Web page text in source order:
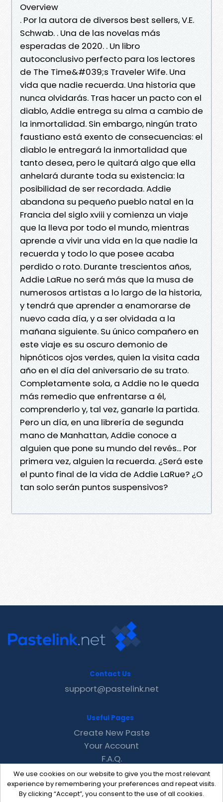
Overview
. Por la autora de diversos best sellers, V.E.
Schwab. . Una de las novelas más
esperadas de 2020. . Un libro
autoconclusivo perfecto para los lectores
de The Time&#039;s Traveler Wife. Una
vida que nadie recuerda. Una historia que
nunca olvidarás. Tras hacer un pacto con el
diablo, Addie entrega su alma a cambio de
la inmortalidad. Sin embargo, ningún trato
faustiano está exento de consecuencias: el
diablo le entregará la inmortalidad que
tanto desea, pero le quitará algo que ella
anhelará durante toda su existencia: la
posibilidad de ser recordada. Addie
abandona su pequeño pueblo natal en la
Francia del siglo xviii y comienza un viaje
que la lleva por todo el mundo, mientras
aprende a vivir una vida en la que nadie la
recuerda y todo lo que posee acaba
perdido o roto. Durante trescientos años,
Addie LaRue no será más que la musa de
numerosos artistas a lo largo de la historia,
y tendrá que aprender a enamorarse de
nuevo cada día, y a ser olvidada a la
mañana siguiente. Su único compañero en
este viaje es su oscuro demonio de
hipnóticos ojos verdes, quien la visita cada
año en el día del aniversario de su trato.
Completamente sola, a Addie no le queda
más remedio que enfrentarse a él,
comprenderlo y, tal vez, ganarle la partida.
Pero un día, en una librería de segunda
mano de Manhattan, Addie conoce a
alguien que pone su mundo del revés... Por
primera vez, alguien la recuerda. ¿Será este
el punto final de la vida de Addie LaRue? ¿O
tan solo serán puntos suspensivos?
We use cookies on our website to give you the most relevant
experience by remembering your preferences and repeat visits.
By clicking “Accept”, you consent to the use of all cookies.
Contact Us
support@pastelink.net
Useful Pages
Create New Paste
Your Account
F.A.Q.
Recent
Contact